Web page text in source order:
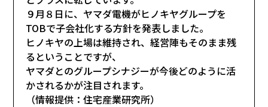
９月８日に、ヤマダ電機がヒノキヤグループを
TOBで子会社化する方針を発表しました。
ヒノキヤの上場は維持され、経営陣もそのまま残
るということですが、
ヤマダとのグループシナジーが今後どのように活
かされるかが注目されます。
（情報提供：住宅産業研究所）